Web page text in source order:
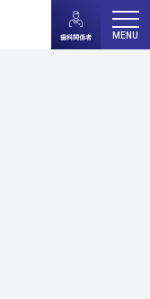
歯科関係者 MENU